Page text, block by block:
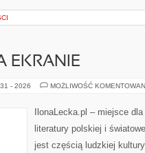
EKRANIE
- 2026 MOŻLIWOŚĆ
IlonaLecka.pl – miejsce
literatury polskiej i
jest częścią ludzkiej